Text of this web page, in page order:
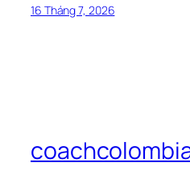
16 Tháng 7, 2026